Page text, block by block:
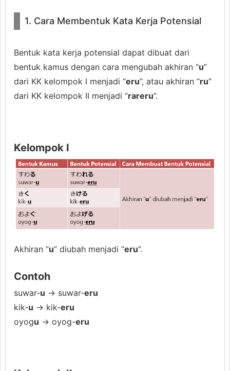
e
j
a
P
o
n
s
i
a
l
5.
2.
K
n
1. Cara Membentuk Kata Kerja Potensial
Bentuk kata kerja potensial dapat dibuat dari
bentuk kamus dengan cara mengubah akhiran “u”
dari KK kelompok I menjadi “eru”, atau akhiran “ru”
dari KK kelompok II menjadi “rareru”.
Kelompok I
Akhiran “u” diubah menjadi “eru”.
Contoh
suwar-u → suwar-eru
kik-u → kik-eru
oyogu → oyog-eru